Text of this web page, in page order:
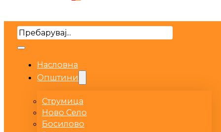
Search
Насловна
Општини
Струмица
Ново Село
Босилово